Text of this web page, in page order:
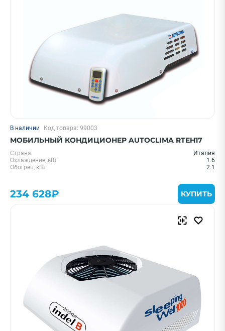
В наличии Код товара: 99003
МОБИЛЬНЫЙ КОНДИЦИОНЕР AUTOCLIMA RTEH17
Страна
Италия
Охлаждение, кВт
1.6
Обогрев, кВт
2.1
234 628₽ КУПИТЬ